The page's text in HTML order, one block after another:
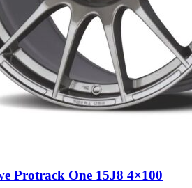
Protrack One 15J8 4×100